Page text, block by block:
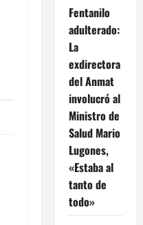
Fentanilo
adulterado:
La
exdirectora
del Anmat
involucró al
Ministro de
Salud Mario
Lugones,
«Estaba al
tanto de
todo»